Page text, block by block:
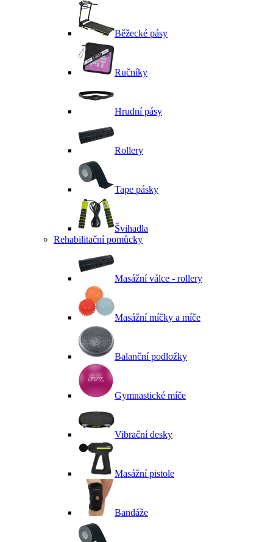
Běžecké pásy
Ručníky
Hrudní pásy
Rollery
Tape pásky
Švihadla
Rehabilitační pomůcky
Masážní válce - rollery
Masážní míčky a míče
Balanční podložky
Gymnastické míče
Vibrační desky
Masážní pistole
Bandáže